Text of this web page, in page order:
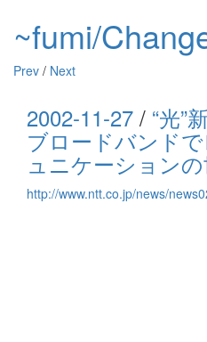
~fumi/
Prev / Next
2002-11-27 / “光”
ブロードバンド
ュニケーション
http://www.ntt.co.jp/news/